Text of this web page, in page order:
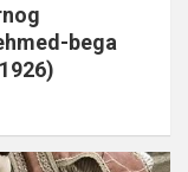
bega